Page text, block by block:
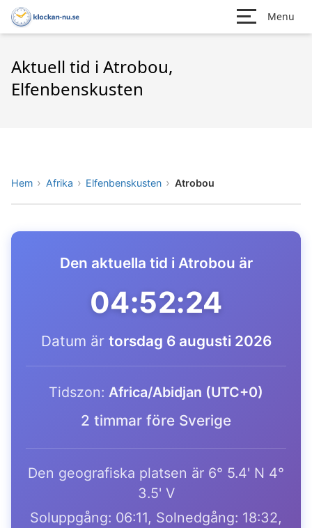
Menu
Aktuell tid i Atrobou,
Elfenbenskusten
Hem Afrika Elfenbenskusten Atrobou
Den aktuella tid i Atrobou är
04:52:24
Datum är torsdag 6 augusti 2026
Tidszon: Africa/Abidjan (UTC+0)
2 timmar före Sverige
Den geografiska platsen är 6° 5.4' N 4°
3.5' V
Soluppgång: 06:11, Solnedgång: 18:32,